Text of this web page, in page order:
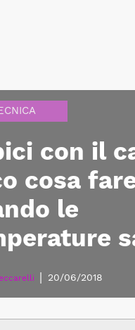
con il
cosa
le
20/06/2018